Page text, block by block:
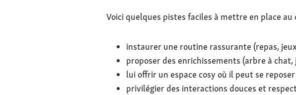
Voici quelques pistes faciles à mettre en place au
instaurer une routine rassurante (repas,
proposer des enrichissements (arbre à
lui offrir un espace cosy où il peut se reposer
privilégier des interactions douces et